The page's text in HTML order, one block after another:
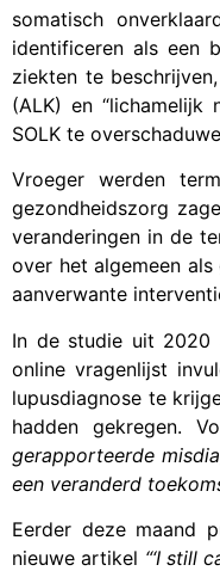
somatisch
identificeren als een
ziekten te
(ALK) en “lichamelijk
SOLK te
Vroeger werden
gezondheidszorg
veranderingen in de
over het algemeen
aanverwante
In de studie uit 2020
online vragenlijst
lupusdiagnose te
hadden gekregen.
gerapporteerde
een veranderd
Eerder deze maand
nieuwe artikel “‘I still